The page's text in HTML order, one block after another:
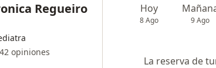
Regueiro
42 opiniones
Hoy
8 Ago 9 Ago
La reserva de